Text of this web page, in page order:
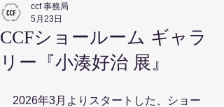
CCFショールーム ギャラ
リー『小湊好治 展』
ccf 事務局
5月23日
2026年3月よりスタートした、ショー